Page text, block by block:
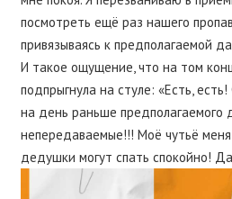
посмотреть ещё раз нашего
привязываясь к предполагаемой
И такое ощущение, что на том
подпрыгнула на стуле: «Есть,
на день раньше предполагаемого
непередаваемые!!! Моё чутьё
дедушки могут спать спокойно!